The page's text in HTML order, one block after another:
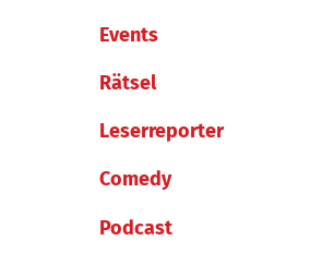
Events
Rätsel
Leserreporter
Comedy
Podcast